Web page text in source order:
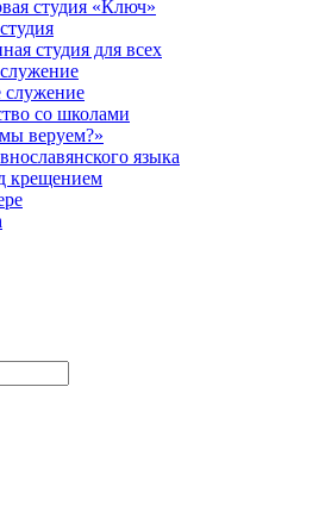
студия «Ключ»
студия для всех
со школами
веруем?»
языка
крещением